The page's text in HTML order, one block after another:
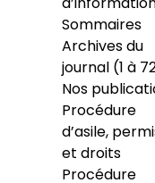
Sommaires
Archives du
journal (1 à
Nos
Procédure
d’asile,
et droits
Procédure